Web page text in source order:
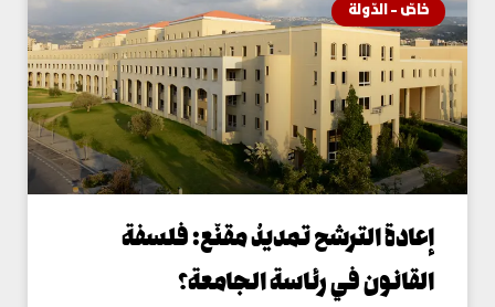
- الدّولة
الترشح تمديدٌ مقنّع: فلسفة
في رئاسة الجامعة؟